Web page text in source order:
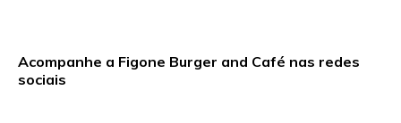
Acompanhe a Figone Burger and Café nas redes
sociais